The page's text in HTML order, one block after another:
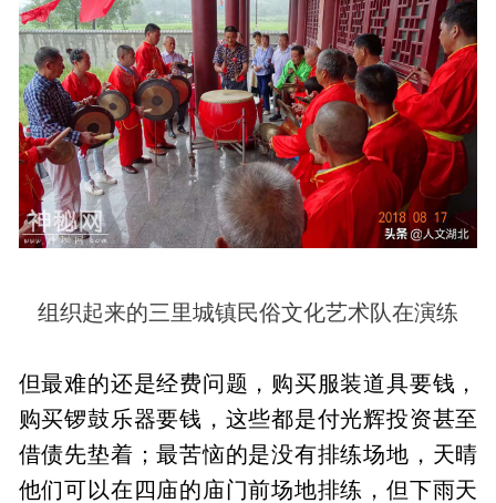
组织起来的三里城镇民俗文化艺术队在演练
但最难的还是经费问题，购买服装道具要钱，
购买锣鼓乐器要钱，这些都是付光辉投资甚至
借债先垫着；最苦恼的是没有排练场地，天晴
他们可以在四庙的庙门前场地排练，但下雨天